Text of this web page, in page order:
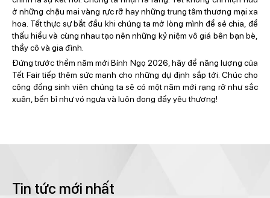
ở những chậu mai vàng rực rỡ hay những trung tâm thương mại xa
hoa. Tết thực sự bắt đầu khi chúng ta mở lòng mình để sẻ chia, để
thấu hiểu và cùng nhau tạo nên những kỷ niệm vô giá bên bạn bè,
thầy cô và gia đình.
Đứng trước thềm năm mới Bính Ngọ 2026, hãy để năng lượng của
Tết Fair tiếp thêm sức mạnh cho những dự định sắp tới. Chúc cho
cộng đồng sinh viên chúng ta sẽ có một năm mới rạng rỡ như sắc
xuân, bền bỉ như vó ngựa và luôn đong đầy yêu thương!
Tin tức mới nhất